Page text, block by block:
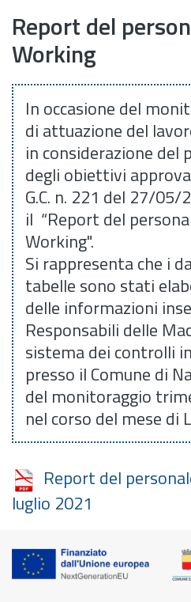
Report del
Working
In occasione del
di attuazione del
in considerazione del
degli obiettivi
G.C. n. 221 del 27/05/
il “Report del
Working".
Si rappresenta che i
tabelle sono stati
delle informazioni
Responsabili delle
sistema dei controlli
presso il Comune di
del monitoraggio
nel corso del mese di
Report del
luglio 2021